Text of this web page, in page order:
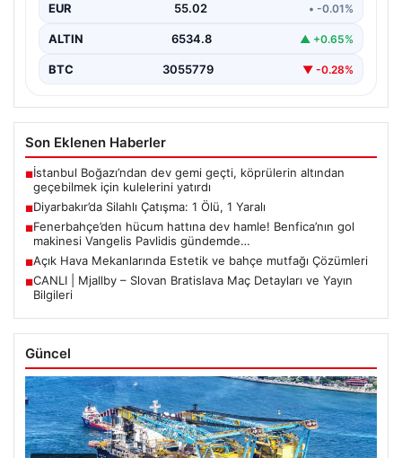
EUR 55.02 • -0.01%
ALTIN 6534.8 ▲ +0.65%
BTC 3055779 ▼ -0.28%
Son Eklenen Haberler
■İstanbul Boğazı’ndan dev gemi geçti, köprülerin altından
geçebilmek için kulelerini yatırdı
■Diyarbakır’da Silahlı Çatışma: 1 Ölü, 1 Yaralı
■Fenerbahçe’den hücum hattına dev hamle! Benfica’nın gol
makinesi Vangelis Pavlidis gündemde…
■Açık Hava Mekanlarında Estetik ve bahçe mutfağı Çözümleri
■CANLI | Mjallby – Slovan Bratislava Maç Detayları ve Yayın
Bilgileri
Güncel